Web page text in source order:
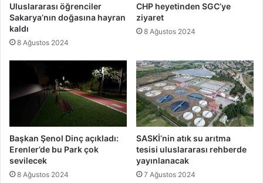
Uluslararası öğrenciler
Sakarya’nın doğasına hayran
kaldı
8 Ağustos 2024
CHP heyetinden SGC’ye
ziyaret
8 Ağustos 2024
Başkan Şenol Dinç açıkladı:
Erenler’de bu Park çok
sevilecek
8 Ağustos 2024
SASKİ’nin atık su arıtma
tesisi uluslararası rehberde
yayınlanacak
7 Ağustos 2024